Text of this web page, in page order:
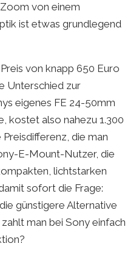
von einem
ist etwas grundlegend
von knapp 650 Euro
Unterschied zur
eigenes FE 24-50mm
kostet also nahezu 1.300
die man
E-Mount-Nutzer, die
lichtstarken
sofort die Frage:
günstigere Alternative
man bei Sony einfach